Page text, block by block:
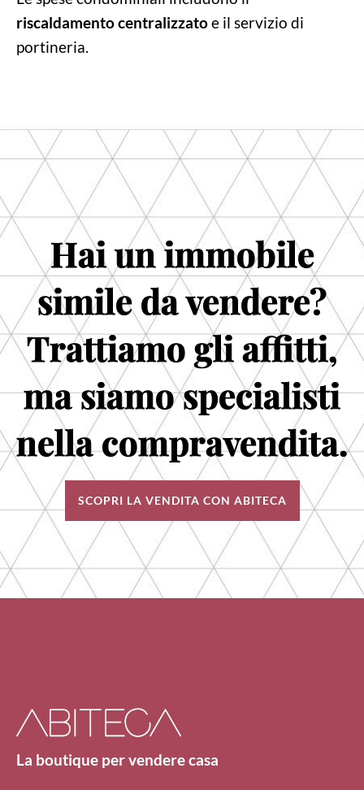
riscaldamento centralizzatoe il servizio di
portineria.
Hai un immobile
simile da vendere?
Trattiamo gli affitti,
ma siamo specialisti
nella compravendita.
SCOPRI LA VENDITA CON ABITECA
La boutique per vendere casa